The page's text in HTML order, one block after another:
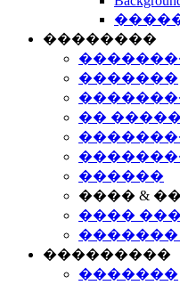
��������
�������
��
������
���� &
����
�������
���������
�������